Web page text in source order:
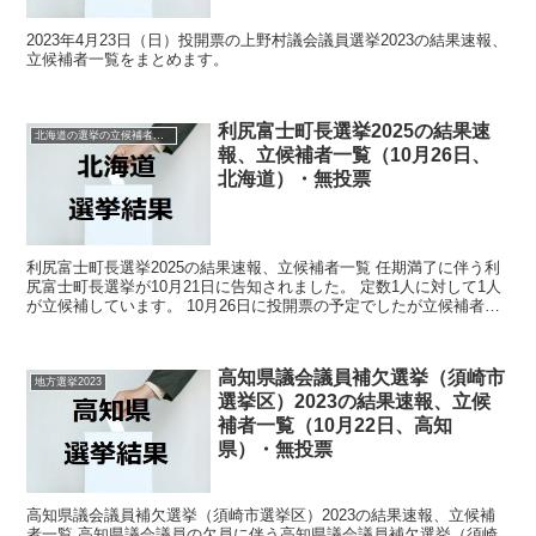
2023年4月23日（日）投開票の上野村議会議員選挙2023の結果速報、
立候補者一覧をまとめます。
北海道の選挙の立候補者と結果速報一覧
利尻富士町長選挙2025の結果速
報、立候補者一覧（10月26日、
北海道）・無投票
利尻富士町長選挙2025の結果速報、立候補者一覧 任期満了に伴う利
尻富士町長選挙が10月21日に告知されました。 定数1人に対して1人
が立候補しています。 10月26日に投開票の予定でしたが立候補者が
地方選挙2023
高知県議会議員補欠選挙（須崎市
選挙区）2023の結果速報、立候
補者一覧（10月22日、高知
県）・無投票
高知県議会議員補欠選挙（須崎市選挙区）2023の結果速報、立候補